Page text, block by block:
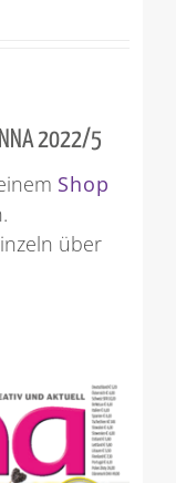
2022/5
Shop
über